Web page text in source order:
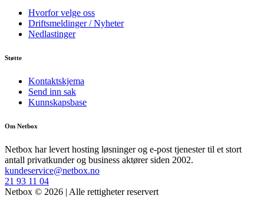
Hvorfor velge oss
Driftsmeldinger / Nyheter
Nedlastinger
Støtte
Kontaktskjema
Send inn sak
Kunnskapsbase
Om Netbox
Netbox har levert hosting løsninger og e-post tjenester til et stort
antall privatkunder og business aktører siden 2002.
kundeservice@netbox.no
21 93 11 04
Netbox © 2026 | Alle rettigheter reservert